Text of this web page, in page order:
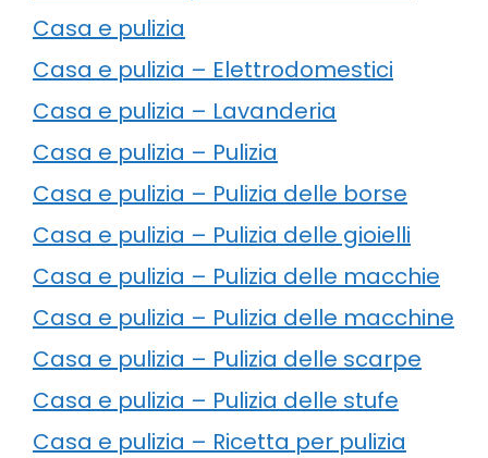
Casa e pulizia
Casa e pulizia – Elettrodomestici
Casa e pulizia – Lavanderia
Casa e pulizia – Pulizia
Casa e pulizia – Pulizia delle borse
Casa e pulizia – Pulizia delle gioielli
Casa e pulizia – Pulizia delle macchie
Casa e pulizia – Pulizia delle macchine
Casa e pulizia – Pulizia delle scarpe
Casa e pulizia – Pulizia delle stufe
Casa e pulizia – Ricetta per pulizia